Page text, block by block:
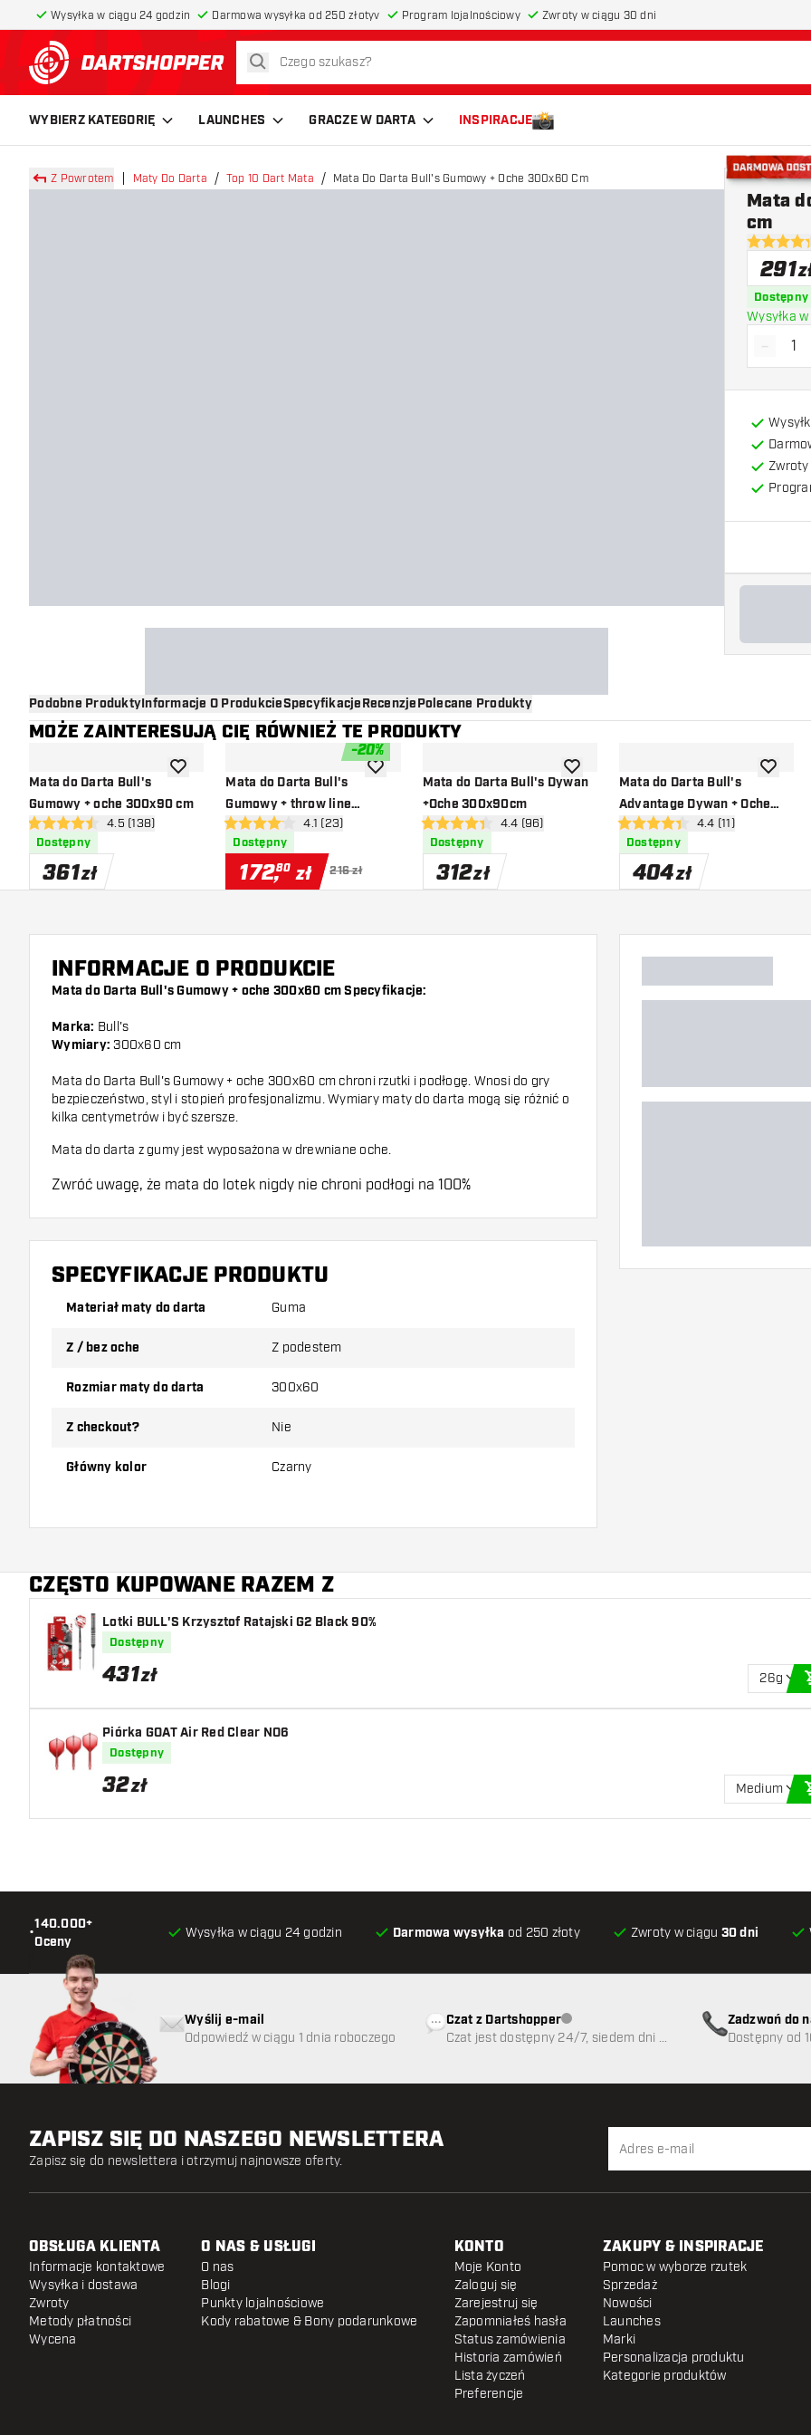
Wysyłka w ciągu 24 godzin Darmowa wysyłka od 250 złotyv Program lojalnościowy Zwroty w ciągu 30 dni
powrót do strony głównej
szukaj
WYBIERZ KATEGORIĘ LAUNCHES GRACZE W DARTA INSPIRACJE
Z Powrotem Maty Do Darta Top 10 Dart Mata Mata Do Darta Bull's Gumowy + Oche 300x60 Cm
Darmowa
4.3
Mata
cm
291
Dostępny
Wysyłka
-
Zwroty
Podobne ProduktyInformacje O ProdukcieSpecyfikacjeRecenzjePolecane Produkty
MOŻE ZAINTERESUJĄ CIĘ RÓWNIEŻ TE PRODUKTY
Mata do Darta Bull's
Gumowy + oche 300x90 cm
otwórz panel recenzji
4.5 gwiazdki oceny4.5 (138)
Dostępny
361zł
dodaj do listy życzeń
-20%
Mata do Darta Bull's
Gumowy + throw line
300x60 cm otwórz panel recenzji
4.1 gwiazdki oceny4.1 (23)
Dostępny
172,80 zł 216 zł
dodaj do listy życzeń
Mata do Darta Bull's Dywan
+Oche 300x90cm
otwórz panel recenzji
4.4 gwiazdki oceny4.4 (96)
Dostępny
312zł
dodaj do listy życzeńMata do Darta Bull's
Advantage Dywan + Oche
300x85 otwórz panel
4.4 gwiazdki oceny
4.4 (11)
Dostępny
404zł
dodaj
INFORMACJE O PRODUKCIE
Mata do Darta Bull's Gumowy + oche 300x60 cm Specyfikacje:
Marka: Bull's
Wymiary: 300x60 cm
Mata do Darta Bull's Gumowy + oche 300x60 cm chroni rzutki i podłogę. Wnosi do gry
bezpieczeństwo, styl i stopień profesjonalizmu. Wymiary maty do darta mogą się różnić o
kilka centymetrów i być szersze.
Mata do darta z gumy jest wyposażona w drewniane oche.
Zwróć uwagę, że mata do lotek nigdy nie chroni podłogi na 100%
SPECYFIKACJE PRODUKTU
Materiał maty do darta Guma
Z / bez oche Z podestem
Rozmiar maty do darta 300x60
Z checkout? Nie
Główny kolor Czarny
CZĘSTO KUPOWANE RAZEM Z
Lotki BULL'S Krzysztof Ratajski G2 Black 90%
Dostępny
431zł 26g
Piórka GOAT Air Red Clear NO6
Dostępny
32zł Medium
•
140.000+
Oceny
Wysyłka w ciągu 24 godzin Darmowa wysyłka od 250 złoty Zwroty w ciągu 30 dni
Wyślij e-mail
Odpowiedź w ciągu 1 dnia roboczego
Czat z DartshopperObsługa klienta niedostępna
Czat jest dostępny 24/7, siedem dni w
Zadzwoń do
89
Dostępny od
ZAPISZ SIĘ DO NASZEGO NEWSLETTERA
Zapisz się do newslettera i otrzymuj najnowsze oferty.
OBSŁUGA KLIENTA
Informacje kontaktowe
Wysyłka i dostawa
Zwroty
Metody płatności
Wycena
O NAS & USŁUGI
O nas
Blogi
Punkty lojalnościowe
Kody rabatowe & Bony podarunkowe
KONTO
Moje Konto
Zaloguj się
Zarejestruj się
Zapomniałeś hasła
Status zamówienia
Historia zamówień
Lista życzeń
Preferencje
ZAKUPY & INSPIRACJE
Pomoc w wyborze rzutek
Sprzedaż
Nowości
Launches
Marki
Personalizacja produktu
Kategorie produktów